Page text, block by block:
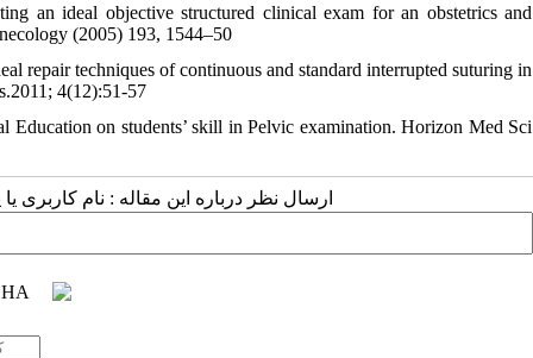
an ideal objective structured clinical exam for an obstetrics and
(2005) 193, 1544–50
repair techniques of continuous and standard interrupted suturing in
4(12):51-57
on students’ skill in Pelvic examination. Horizon Med Sci
ارسال نظر درباره این مقاله : نام کاربری